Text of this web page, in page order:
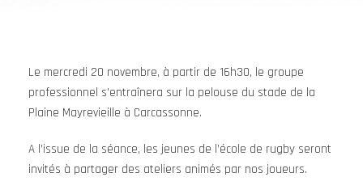
Le mercredi 20 novembre, à partir de 16h30, le groupe
professionnel s’entraînera sur la pelouse du stade de la
Plaine Mayrevieille à Carcassonne.
A l’issue de la séance, les jeunes de l’école de rugby seront
invités à partager des ateliers animés par nos joueurs.